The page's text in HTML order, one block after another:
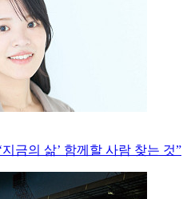
지금의 삶’ 함께할 사람 찾는 것”